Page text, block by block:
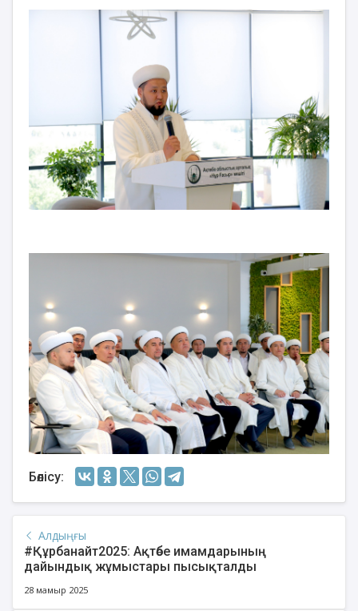
Бөлісу:
Алдыңғы
#Құрбанайт2025: Ақтөбе имамдарының
дайындық жұмыстары пысықталды
28 мамыр 2025